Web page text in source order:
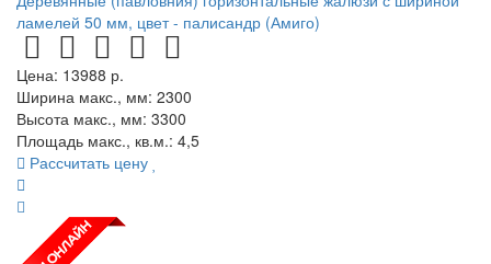
ламелей 50 мм, цвет - палисандр (Амиго)
Цена: 13988 р.
Ширина макс., мм: 2300
Высота макс., мм: 3300
Площадь макс., кв.м.: 4,5
Рассчитать цену